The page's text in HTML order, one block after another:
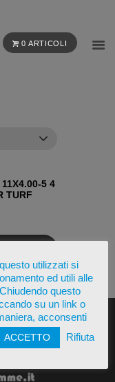
0 ARTICOLI
5 4
TURF
utilizzati si
ed utili alle
questo
su un link o
acconsenti
ACCETTO Rifiuta